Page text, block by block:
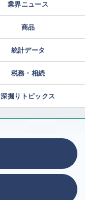
業界ニュース
商品
統計データ
税務・相続
深掘りトピックス